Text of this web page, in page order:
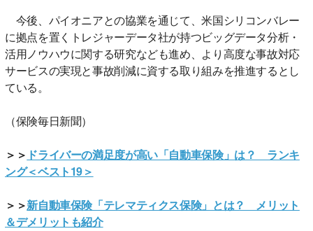
今後、パイオニアとの協業を通じて、米国シリコンバレー
に拠点を置くトレジャーデータ社が持つビッグデータ分析・
活用ノウハウに関する研究なども進め、より高度な事故対応
サービスの実現と事故削減に資する取り組みを推進するとし
ている。
（保険毎日新聞）
＞＞ ドライバーの満足度が高い「自動車保険」は？ ランキ
ング＜ベスト19＞
＞＞新自動車保険「テレマティクス保険」とは？ メリット
＆デメリットも紹介